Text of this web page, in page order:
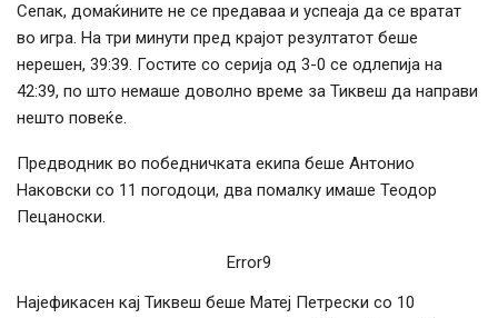
Сепак, домаќините не се предаваа и успеаја да се вратат
во игра. На три минути пред крајот резултатот беше
нерешен, 39:39. Гостите со серија од 3-0 се одлепија на
42:39, по што немаше доволно време за Тиквеш да направи
нешто повеќе.
Предводник во победничката екипа беше Антонио
Наковски со 11 погодоци, два помалку имаше Теодор
Пецаноски.
Error9
Најефикасен кај Тиквеш беше Матеј Петрески со 10